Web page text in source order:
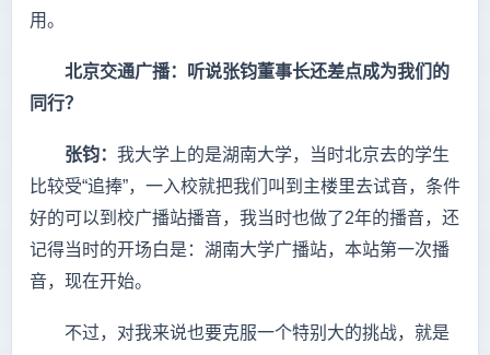
用。
北京交通广播：听说张钧董事长还差点成为我们的
同行？
张钧： 我大学上的是湖南大学，当时北京去的学生
比较受“追捧”，一入校就把我们叫到主楼里去试音，条件
好的可以到校广播站播音，我当时也做了2年的播音，还
记得当时的开场白是：湖南大学广播站，本站第一次播
音，现在开始。
不过，对我来说也要克服一个特别大的挑战，就是